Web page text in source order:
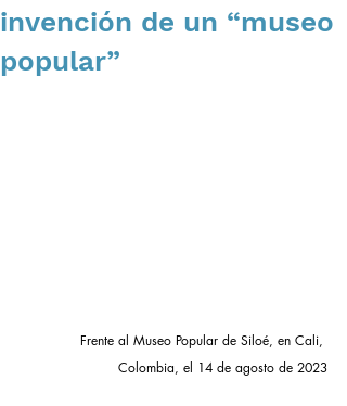
invención de un “museo
popular”
Frente al Museo Popular de Siloé, en Cali,
Colombia, el 14 de agosto de 2023